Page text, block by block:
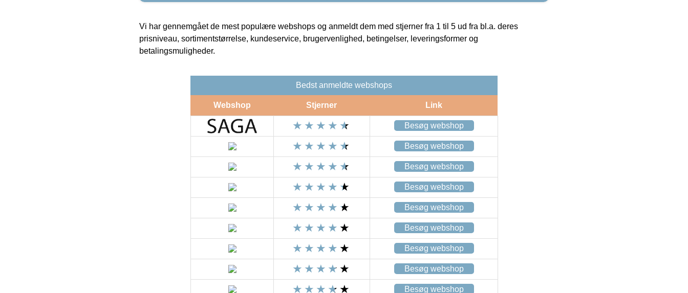
Vi har gennemgået de mest populære webshops og anmeldt dem med stjerner fra 1 til 5 ud fra bl.a. deres
prisniveau, sortimentstørrelse, kundeservice, brugervenlighed, betingelser, leveringsformer og
betalingsmuligheder.
Bedst anmeldte webshops
Webshop Stjerner Link
Besøg webshop
Besøg webshop
Besøg webshop
Besøg webshop
Besøg webshop
Besøg webshop
Besøg webshop
Besøg webshop
Besøg webshop